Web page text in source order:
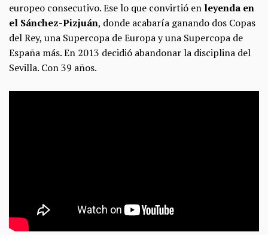
europeo consecutivo. Ese lo que convirtió en leyenda en
el Sánchez-Pizjuán, donde acabaría ganando dos Copas
del Rey, una Supercopa de Europa y una Supercopa de
España más. En 2013 decidió abandonar la disciplina del
Sevilla. Con 39 años.